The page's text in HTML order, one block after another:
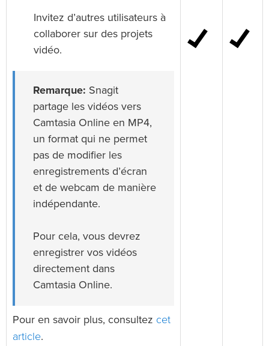
Invitez d’autres utilisateurs à
collaborer sur des projets
vidéo.
Remarque: Snagit
partage les vidéos vers
Camtasia Online en MP4,
un format qui ne permet
pas de modifier les
enregistrements d’écran
et de webcam de manière
indépendante.
Pour cela, vous devrez
enregistrer vos vidéos
directement dans
Camtasia Online.
Pour en savoir plus, consultez cet
article.